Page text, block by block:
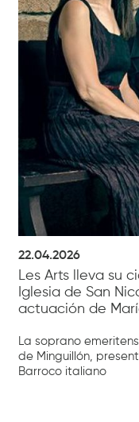
22.04.2026
Les Arts lleva su
Iglesia de San
actuación de
La soprano
de Minguillón,
Barroco italiano